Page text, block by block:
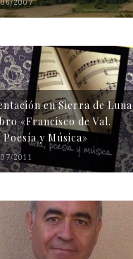
2007
en Sierra de Luna
«Francisco de Val.
y Música»
2011